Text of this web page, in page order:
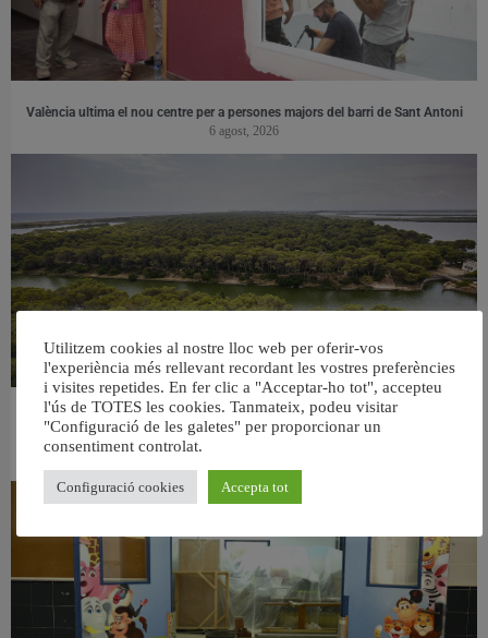
València ultima el nou centre per a persones majors del barri de Sant Antoni
6 agost, 2026
València retira prop de 15.000 litres de residus de la Devesa durant el mes de
juliol
Utilitzem cookies al nostre lloc web per oferir-vos
l'experiència més rellevant recordant les vostres preferències
i visites repetides. En fer clic a "Acceptar-ho tot", accepteu
l'ús de TOTES les cookies. Tanmateix, podeu visitar
"Configuració de les galetes" per proporcionar un
consentiment controlat.
Configuració cookies Accepta tot